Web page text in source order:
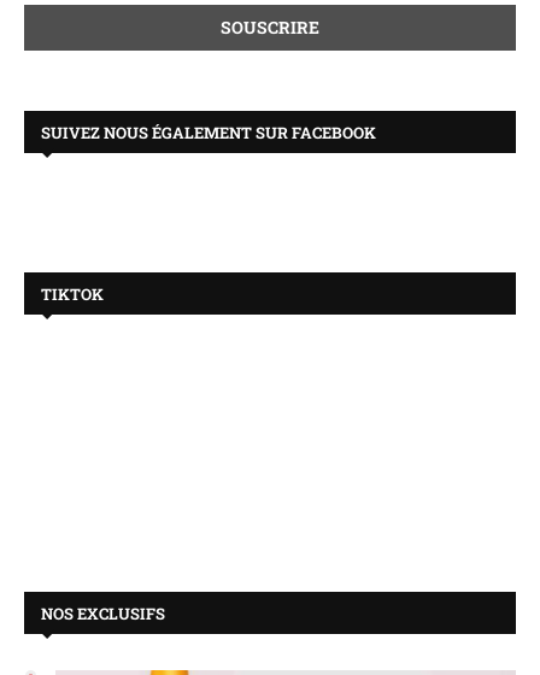
SUIVEZ NOUS ÉGALEMENT SUR FACEBOOK
TIKTOK
NOS EXCLUSIFS